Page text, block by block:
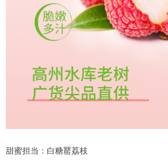
甜蜜担当：白糖罂荔枝